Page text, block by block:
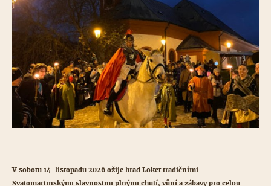
V sobotu 14. listopadu 2026 ožije hrad Loket tradičními
Svatomartinskými slavnostmi plnými chutí, vůní a zábavy pro celou